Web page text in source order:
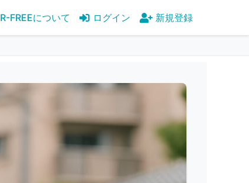
R-FREEについて ログイン 新規登録